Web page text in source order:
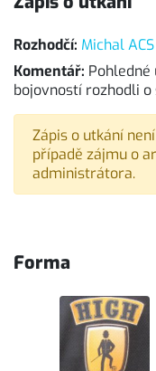
Rozhodčí: Michal
Komentář:
bojovností rozhodli o
Zápis o utkání
případě zájmu o
administrátora.
Forma